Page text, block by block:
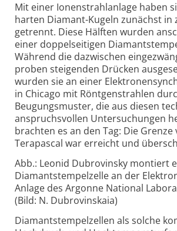
Mit einer Ionen­strahlanlage haben
harten Diamant-Kugeln zunächst in
getrennt. Diese Hälften wurden
einer doppelseitigen
Während die dazwischen
proben steigenden Drücken
wurden sie an einer
in Chicago mit Röntgen­strahlen
Beugungs­muster, die aus diesen
anspruchs­vollen Unter­suchungen
brachten es an den Tag: Die Grenze
Terapascal war erreicht und
Abb.: Leonid Dubrovinsky montiert
Diamantstempelzelle an der
Anlage des Argonne National
(Bild: N. Dubrovinskaia)
Diamant­stempel­zellen als solche